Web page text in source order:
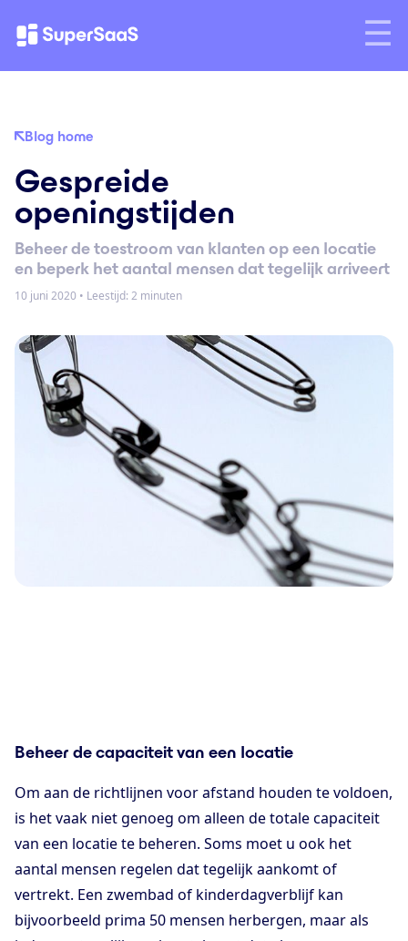
Blog home
Gespreide
openingstijden
Beheer de toestroom van klanten op een locatie
en beperk het aantal mensen dat tegelijk arriveert
10 juni 2020 • Leestijd: 2 minuten
Beheer de capaciteit van een locatie
Om aan de richtlijnen voor afstand houden te voldoen,
is het vaak niet genoeg om alleen de totale capaciteit
van een locatie te beheren. Soms moet u ook het
aantal mensen regelen dat tegelijk aankomt of
vertrekt. Een zwembad of kinderdagverblijf kan
bijvoorbeeld prima 50 mensen herbergen, maar als